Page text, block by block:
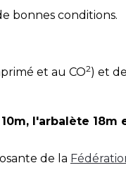
bonnes conditions.
et au CO2) et
l'arbalète 18m
de la